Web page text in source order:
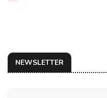
NEWSLETTER